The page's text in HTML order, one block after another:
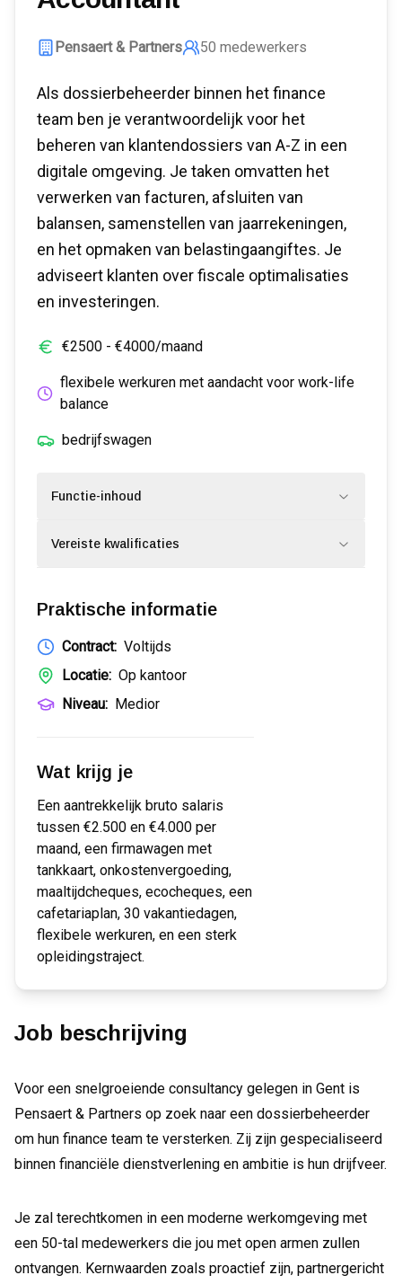
Pensaert & Partners 50 medewerkers
Als dossierbeheerder binnen het finance
team ben je verantwoordelijk voor het
beheren van klantendossiers van A-Z in een
digitale omgeving. Je taken omvatten het
verwerken van facturen, afsluiten van
balansen, samenstellen van jaarrekeningen,
en het opmaken van belastingaangiftes. Je
adviseert klanten over fiscale optimalisaties
en investeringen.
€2500 - €4000/maand
flexibele werkuren met aandacht voor work-life
balance
bedrijfswagen
Functie-inhoud
Vereiste kwalificaties
Praktische informatie
Contract: Voltijds
Locatie: Op kantoor
Niveau: Medior
Wat krijg je
Een aantrekkelijk bruto salaris
tussen €2.500 en €4.000 per
maand, een firmawagen met
tankkaart, onkostenvergoeding,
maaltijdcheques, ecocheques, een
cafetariaplan, 30 vakantiedagen,
flexibele werkuren, en een sterk
opleidingstraject.
Job beschrijving
Voor een snelgroeiende consultancy gelegen in Gent is
Pensaert & Partners op zoek naar een dossierbeheerder
om hun finance team te versterken. Zij zijn gespecialiseerd
binnen financiële dienstverlening en ambitie is hun drijfveer.
Je zal terechtkomen in een moderne werkomgeving met
een 50-tal medewerkers die jou met open armen zullen
ontvangen. Kernwaarden zoals proactief zijn, partnergericht